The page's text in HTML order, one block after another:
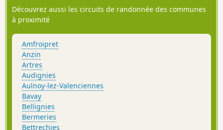
Découvrez aussi les circuits de randonnée des communes
à proximité
Amfroipret
Anzin
Artres
Audignies
Aulnoy-lez-Valenciennes
Bavay
Bellignies
Bermeries
Bettrechies